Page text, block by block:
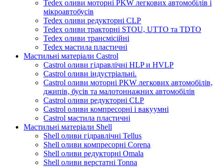
Tedex оливи моторні PKW легкових автомобілів і
мікроавтобусів
Tedex оливи редукторні CLP
Tedex оливи тракторні STOU, UTTO та TDTO
Tedex оливи трансмісійні
Tedex мастила пластичні
Мастильні матеріали Castrol
Castrol оливи гідравлічні HLP и HVLP
Castrol оливи індустріальні.
Castrol оливи моторні PKW легкових автомобілів,
джипів, бусів та малотоннажних автомобілів
Castrol оливи редукторні CLP
Castrol оливи компресорні і вакуумні
Castrol мастила пластичні
Мастильні матеріали Shell
Shell оливи гідравлічні Tellus
Shell оливи компресорні Corena
Shell оливи редукторні Omala
Shell оливи верстатні Tonna